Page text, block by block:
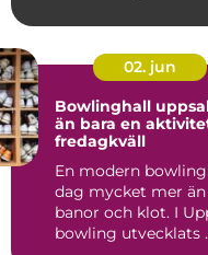
02. jun
Bowlinghall uppsala
än bara en
fredagkväll
En modern
dag mycket mer än
banor och klot. I
bowling utvecklats